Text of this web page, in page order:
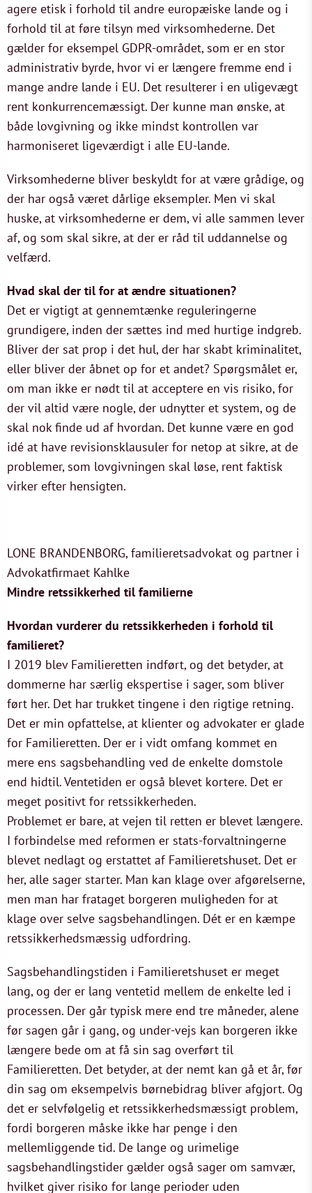
agere etisk i forhold til andre europæiske lande og i
forhold til at føre tilsyn med virksomhederne. Det
gælder for eksempel GDPR-området, som er en stor
administrativ byrde, hvor vi er længere fremme end i
mange andre lande i EU. Det resulterer i en uligevægt
rent konkurrencemæssigt. Der kunne man ønske, at
både lovgivning og ikke mindst kontrollen var
harmoniseret ligeværdigt i alle EU-lande.
Virksomhederne bliver beskyldt for at være grådige, og
der har også været dårlige eksempler. Men vi skal
huske, at virksomhederne er dem, vi alle sammen lever
af, og som skal sikre, at der er råd til uddannelse og
velfærd.
Hvad skal der til for at ændre situationen?
Det er vigtigt at gennemtænke reguleringerne
grundigere, inden der sættes ind med hurtige indgreb.
Bliver der sat prop i det hul, der har skabt kriminalitet,
eller bliver der åbnet op for et andet? Spørgsmålet er,
om man ikke er nødt til at acceptere en vis risiko, for
der vil altid være nogle, der udnytter et system, og de
skal nok finde ud af hvordan. Det kunne være en god
idé at have revisionsklausuler for netop at sikre, at de
problemer, som lovgivningen skal løse, rent faktisk
virker efter hensigten.
LONE BRANDENBORG, familieretsadvokat og partner i
Advokatfirmaet Kahlke
Mindre retssikkerhed til familierne
Hvordan vurderer du retssikkerheden i forhold til
familieret?
I 2019 blev Familieretten indført, og det betyder, at
dommerne har særlig ekspertise i sager, som bliver
ført her. Det har trukket tingene i den rigtige retning.
Det er min opfattelse, at klienter og advokater er glade
for Familieretten. Der er i vidt omfang kommet en
mere ens sagsbehandling ved de enkelte domstole
end hidtil. Ventetiden er også blevet kortere. Det er
meget positivt for retssikkerheden.
Problemet er bare, at vejen til retten er blevet længere.
I forbindelse med reformen er stats-forvaltningerne
blevet nedlagt og erstattet af Familieretshuset. Det er
her, alle sager starter. Man kan klage over afgørelserne,
men man har frataget borgeren muligheden for at
klage over selve sagsbehandlingen. Dét er en kæmpe
retssikkerhedsmæssig udfordring.
Sagsbehandlingstiden i Familieretshuset er meget
lang, og der er lang ventetid mellem de enkelte led i
processen. Der går typisk mere end tre måneder, alene
før sagen går i gang, og under-vejs kan borgeren ikke
længere bede om at få sin sag overført til
Familieretten. Det betyder, at der nemt kan gå et år, før
din sag om eksempelvis børnebidrag bliver afgjort. Og
det er selvfølgelig et retssikkerhedsmæssigt problem,
fordi borgeren måske ikke har penge i den
mellemliggende tid. De lange og urimelige
sagsbehandlingstider gælder også sager om samvær,
hvilket giver risiko for lange perioder uden